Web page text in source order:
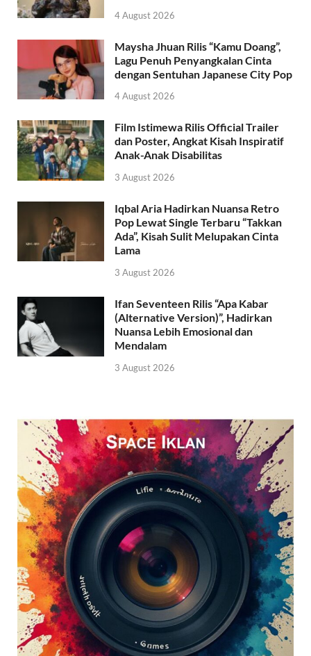
4 August 2026
Maysha Jhuan Rilis “Kamu Doang”,
Lagu Penuh Penyangkalan Cinta
dengan Sentuhan Japanese City Pop
4 August 2026
Film Istimewa Rilis Official Trailer
dan Poster, Angkat Kisah Inspiratif
Anak-Anak Disabilitas
3 August 2026
Iqbal Aria Hadirkan Nuansa Retro
Pop Lewat Single Terbaru “Takkan
Ada”, Kisah Sulit Melupakan Cinta
Lama
3 August 2026
Ifan Seventeen Rilis “Apa Kabar
(Alternative Version)”, Hadirkan
Nuansa Lebih Emosional dan
Mendalam
3 August 2026